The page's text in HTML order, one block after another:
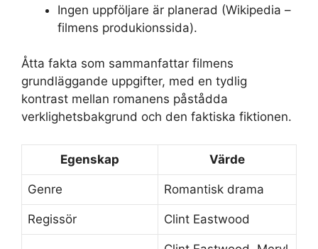
Ingen uppföljare är planerad (Wikipedia –
filmens produkionssida).
Åtta fakta som sammanfattar filmens
grundläggande uppgifter, med en tydlig
kontrast mellan romanens påstådda
verklighetsbakgrund och den faktiska fiktionen.
Egenskap Värde
Genre Romantisk drama
Regissör Clint Eastwood